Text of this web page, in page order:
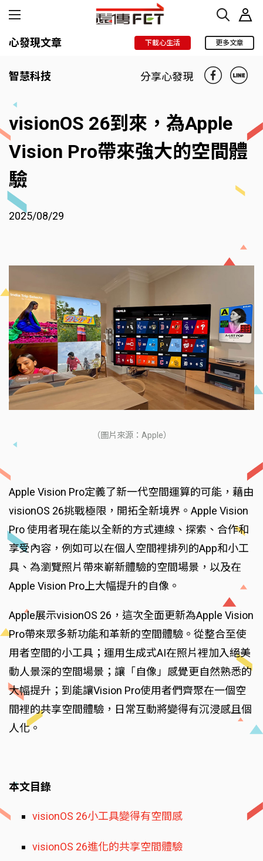
心發現文章 下載心生活 更多文章
智慧科技 分享心發現
visionOS 26到來，為Apple
Vision Pro帶來強大的空間體
驗
2025/08/29
（圖片來源：Apple）
Apple Vision Pro定義了新一代空間運算的可能，藉由
visionOS 26挑戰極限，開拓全新境界。Apple Vision
Pro 使用者現在能以全新的方式連線、探索、合作和
享受內容，例如可以在個人空間裡排列的App和小工
具、為瀏覽照片帶來嶄新體驗的空間場景，以及在
Apple Vision Pro上大幅提升的自像。
Apple展示visionOS 26，這次全面更新為Apple Vision
Pro帶來眾多新功能和革新的空間體驗。從整合至使
用者空間的小工具；運用生成式AI在照片裡加入絕美
動人景深的空間場景；讓「自像」感覺更自然熟悉的
大幅提升；到能讓Vision Pro使用者們齊聚在一個空
間裡的共享空間體驗，日常互動將變得有沉浸感且個
人化。
本文目錄
visionOS 26小工具變得有空間感
visionOS 26進化的共享空間體驗